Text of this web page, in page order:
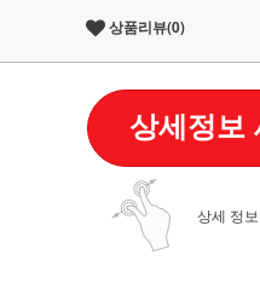
상품리뷰(0)
상세정보
상세 정